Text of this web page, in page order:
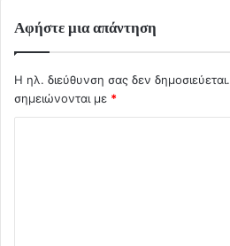
Αφήστε μια απάντηση
Η ηλ. διεύθυνση σας δεν δημοσιεύεται.
σημειώνονται με *